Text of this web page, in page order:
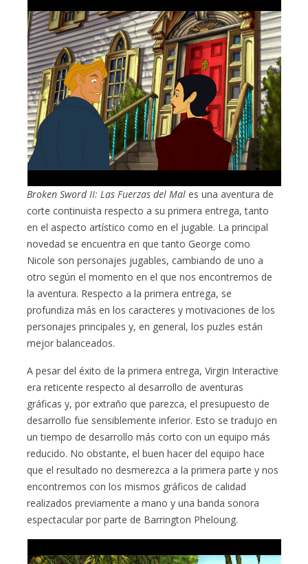
Broken Sword II: Las Fuerzas del Mal es una aventura de
corte continuista respecto a su primera entrega, tanto
en el aspecto artístico como en el jugable. La principal
novedad se encuentra en que tanto George como
Nicole son personajes jugables, cambiando de uno a
otro según el momento en el que nos encontremos de
la aventura. Respecto a la primera entrega, se
profundiza más en los caracteres y motivaciones de los
personajes principales y, en general, los puzles están
mejor balanceados.
A pesar del éxito de la primera entrega, Virgin Interactive
era reticente respecto al desarrollo de aventuras
gráficas y, por extraño que parezca, el presupuesto de
desarrollo fue sensiblemente inferior. Esto se tradujo en
un tiempo de desarrollo más corto con un equipo más
reducido. No obstante, el buen hacer del equipo hace
que el resultado no desmerezca a la primera parte y nos
encontremos con los mismos gráficos de calidad
realizados previamente a mano y una banda sonora
espectacular por parte de Barrington Pheloung.